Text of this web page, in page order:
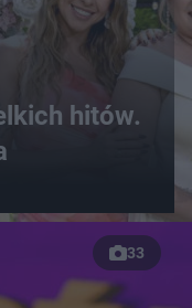
hitów.
33